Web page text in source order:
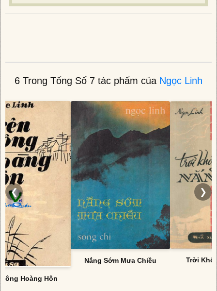
6 Trong Tổng Số 7 tác phẩm của Ngọc Linh
❮
Hoàng Hôn
Nắng Sớm Mưa Chiều Trời
❯